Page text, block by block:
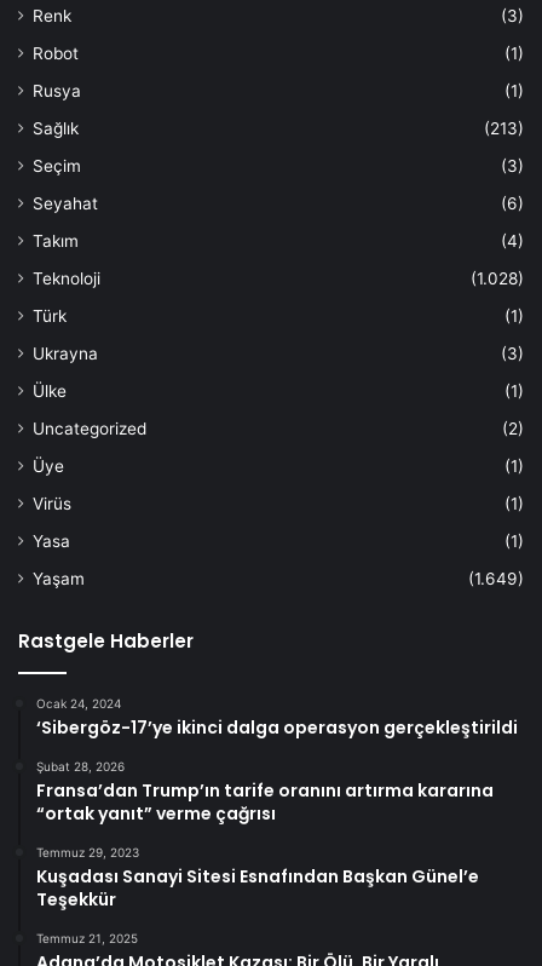
Renk
(3)
Robot
(1)
Rusya
(1)
Sağlık
(213)
Seçim
(3)
Seyahat
(6)
Takım
(4)
Teknoloji
(1.028)
Türk
(1)
Ukrayna
(3)
Ülke
(1)
Uncategorized
(2)
Üye
(1)
Virüs
(1)
Yasa
(1)
Yaşam
(1.649)
Rastgele Haberler
Ocak 24, 2024
‘Sibergöz-17’ye ikinci dalga operasyon gerçekleştirildi
Şubat 28, 2026
Fransa’dan Trump’ın tarife oranını artırma kararına
“ortak yanıt” verme çağrısı
Temmuz 29, 2023
Kuşadası Sanayi Sitesi Esnafından Başkan Günel’e
Teşekkür
Temmuz 21, 2025